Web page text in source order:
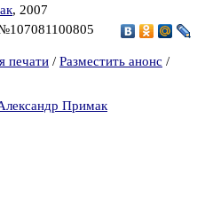
, 2007
печати / Разместить анонс /
Примак